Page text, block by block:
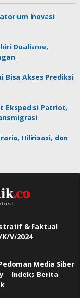
Inovasi
Dualisme,
Bisa Akses Prediksi
Ekspedisi Patriot,
Hilirisasi, dan
& Faktual
V/2024
Media Siber
– Indeks Berita –